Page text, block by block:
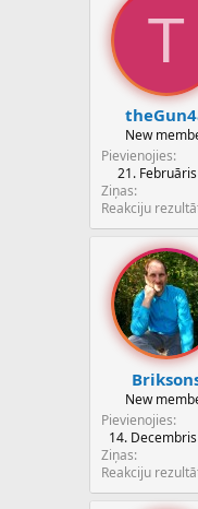
T
New
Pievienojies
21.
Ziņas
Reakciju
New
Pievienojies
14.
Ziņas
Reakciju